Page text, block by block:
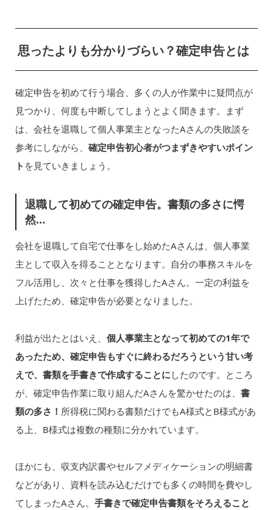
思ったよりも分かりづらい？確定申告とは
確定申告を初めて行う場合、多くの人が作業中に疑問点が
見つかり、何度も中断してしまうとよく聞きます。まず
は、会社を退職して個人事業主となったAさんの失敗談を
参考にしながら、 確定申告初心者がつまずきやすいポイン
ト を見ていきましょう。
退職して初めての確定申告。書類の多さに愕
然…
会社を退職して自宅で仕事をし始めたAさんは、個人事業
主として収入を得ることとなります。自分の事務スキルを
フル活用し、次々と仕事を獲得したAさん。一定の利益を
上げたため、確定申告が必要となりました。
利益が出たとはいえ、 個人事業主となって初めての1年で
あったため、確定申告もすぐに終わるだろうという甘い考
えで、書類を手書きで作成することに したのです。ところ
が、確定申告作業に取り組んだAさんを驚かせたのは、 書
類の多さ！ 所得税に関わる書類だけでもA様式とB様式があ
る上、B様式は複数の種類に分かれています。
ほかにも、収支内訳書やセルフメディケーションの明細書
などがあり、資料を読み込むだけでも多くの時間を費やし
てしまったAさん。 手書きで確定申告書類をそろえること